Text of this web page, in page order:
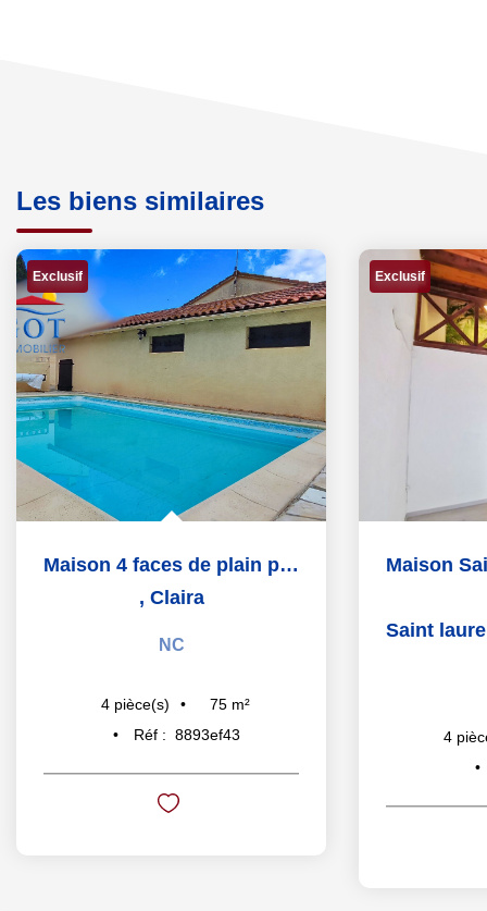
Les biens similaires
Exclusif
Maison 4 faces de plain pied CLAIRA
, Claira
NC
4 pièce(s) 75 m²
Réf : 8893ef43
Exclusif
Saint
4